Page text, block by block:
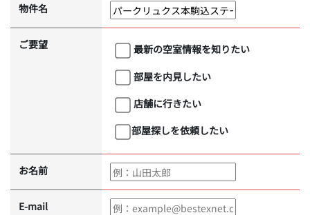
物件名
ご要望
最新の空室情報を知りたい
部屋を内見したい
店舗に行きたい
部屋探しを依頼したい
お名前
E-mail